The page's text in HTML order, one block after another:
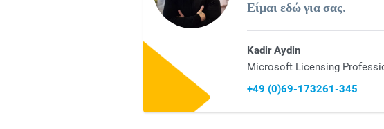
Είμαι εδώ για σας.
Kadir Aydin
Microsoft Licensing
+49 (0)69-173261-345